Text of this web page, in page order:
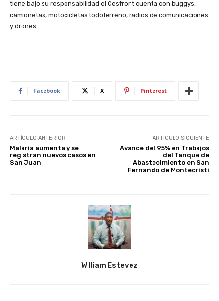
tiene bajo su responsabilidad el Cesfront cuenta con buggys,
camionetas, motocicletas todoterreno, radios de comunicaciones
y drones.
Facebook X Pinterest
ARTÍCULO ANTERIOR
Malaria aumenta y se
registran nuevos casos en
San Juan
ARTÍCULO SIGUIENTE
Avance del 95% en Trabajos
del Tanque de
Abastecimiento en San
Fernando de Montecristi
William Estevez